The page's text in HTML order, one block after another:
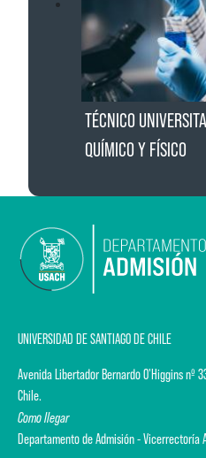
TÉCNICO
QUÍMICO Y FÍSICO
UNIVERSIDAD DE SANTIAGO DE CHILE
Avenida Libertador Bernardo O'Higgins nº
Chile.
Como llegar
Departamento de Admisión - Vicerrectoría